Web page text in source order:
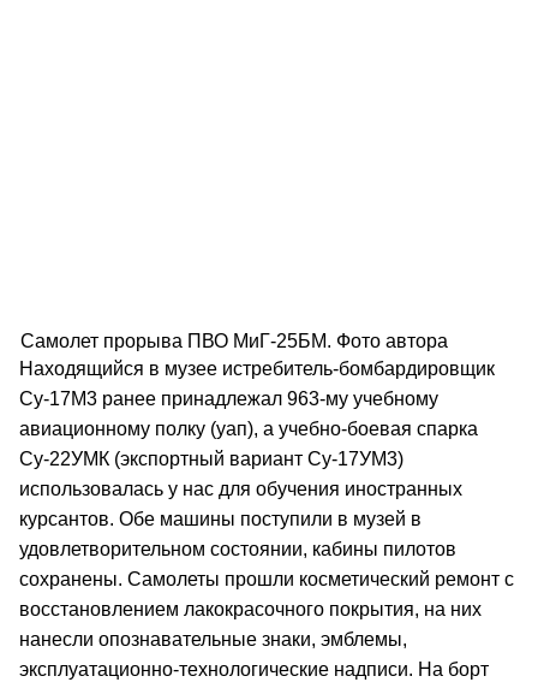
Самолет прорыва ПВО МиГ-25БМ. Фото автора
Находящийся в музее истребитель-бомбардировщик
Су-17М3 ранее принадлежал 963-му учебному
авиационному полку (уап), а учебно-боевая спарка
Су-22УМК (экспортный вариант Су-17УМ3)
использовалась у нас для обучения иностранных
курсантов. Обе машины поступили в музей в
удовлетворительном состоянии, кабины пилотов
сохранены. Самолеты прошли косметический ремонт с
восстановлением лакокрасочного покрытия, на них
нанесли опознавательные знаки, эмблемы,
эксплуатационно-технологические надписи. На борт